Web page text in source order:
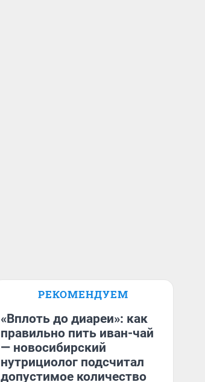
РЕКОМЕНДУЕМ
«Вплоть до диареи»: как
правильно пить иван-чай
— новосибирский
нутрициолог подсчитал
допустимое количество